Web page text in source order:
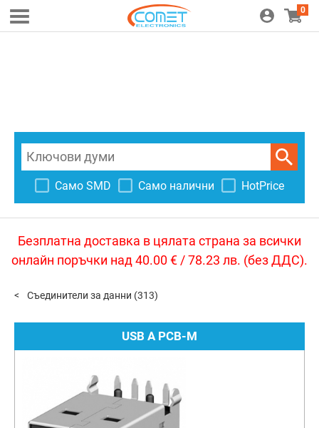
0
Само SMD Само налични HotPrice
Безплатна доставка в цялата страна за всички
онлайн поръчки над 40.00 € / 78.23 лв. (без ДДС).
Съединители за данни (313)
USB A PCB-M